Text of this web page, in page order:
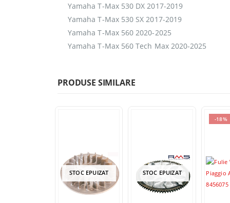
Yamaha T-Max 530 DX 2017-2019
Yamaha T-Max 530 SX 2017-2019
Yamaha T-Max 560 2020-2025
Yamaha T-Max 560 Tech Max 2020-2025
PRODUSE SIMILARE
STOC EPUIZAT STOC EPUIZAT
-18%